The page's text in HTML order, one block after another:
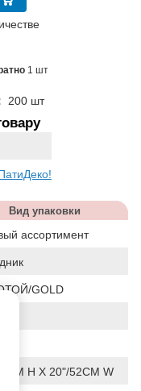
1 шт
200 шт
Вид упаковки
ассортимент
GOLD
H X 20"/52СМ W